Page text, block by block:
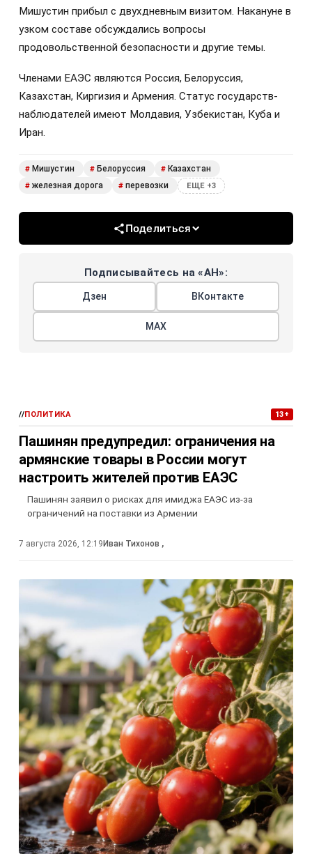
Мишустин прибыл с двухдневным визитом. Накануне в
узком составе обсуждались вопросы
продовольственной безопасности и другие темы.
Членами ЕАЭС являются Россия, Белоруссия,
Казахстан, Киргизия и Армения. Статус государств-
наблюдателей имеют Молдавия, Узбекистан, Куба и
Иран.
# Мишустин # Белоруссия # Казахстан
# железная дорога # перевозки ЕЩЕ +3
Поделиться
Подписывайтесь на «АН»:
Дзен ВКонтакте
МАХ
//ПОЛИТИКА 13+
Пашинян предупредил: ограничения на
армянские товары в России могут
настроить жителей против ЕАЭС
Пашинян заявил о рисках для имиджа ЕАЭС из-за
ограничений на поставки из Армении
7 августа 2026, 12:19 Иван Тихонов ,